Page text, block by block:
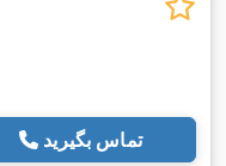
تماس بگیرید